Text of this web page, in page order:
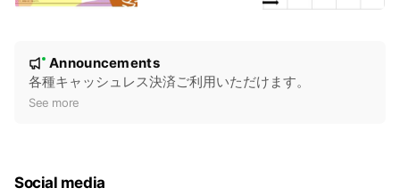
e
New
Announcements
各種キャッシュレス決済ご利用いただけます。
See more
Social media